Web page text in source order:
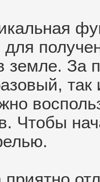
для
земле. За
Чтобы